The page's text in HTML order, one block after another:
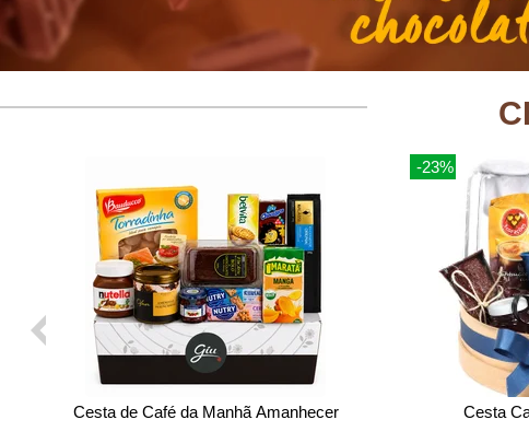
Cesta de Café Alegria Especial
-10%
Cesta